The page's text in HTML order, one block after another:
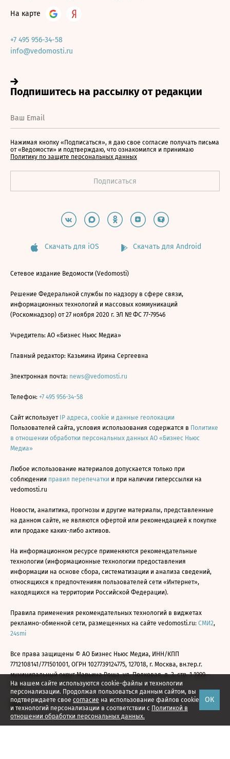
На нашем сайте используются cookie-файлы и технологии
персонализации. Продолжая пользоваться данным сайтом, вы
подтверждаете свое согласие на использование файлов cookie
и технологий персонализации в соответствии с Политикой в
отношении обработки персональных данных.
ОК
На карте
+7 495 956-34-58
info@vedomosti.ru
Нажимая кнопку «Подписаться», я даю свое согласие получать письма
от «Ведомости» и подтверждаю, что ознакомился и принимаю
Политику по защите персональных данных
Скачать для iOS Скачать для Android
Сетевое издание Ведомости (Vedomosti)
Решение Федеральной службы по надзору в сфере связи,
информационных технологий и массовых коммуникаций
(Роскомнадзор) от 27 ноября 2020 г. ЭЛ № ФС 77-79546
Учредитель: АО «Бизнес Ньюс Медиа»
Главный редактор: Казьмина Ирина Сергеевна
Электронная почта: news@vedomosti.ru
Телефон: +7 495 956-34-58
Сайт использует IP адреса, cookie и данные геолокации
Пользователей сайта, условия использования содержатся в Политике
в отношении обработки персональных данных АО «Бизнес Ньюс
Медиа»
Любое использование материалов допускается только при
соблюдении правил перепечатки и при наличии гиперссылки на
vedomosti.ru
Новости, аналитика, прогнозы и другие материалы, представленные
на данном сайте, не являются офертой или рекомендацией к покупке
или продаже каких-либо активов.
На информационном ресурсе применяются рекомендательные
технологии (информационные технологии предоставления
информации на основе сбора, систематизации и анализа сведений,
относящихся к предпочтениям пользователей сети «Интернет»,
находящихся на территории Российской Федерации).
Правила применения рекомендательных технологий в виджетах
рекламно-обменной сети, размещенных на сайте vedomosti.ru: СМИ2,
24smi
Все права защищены © АО Бизнес Ньюс Медиа, ИНН/КПП
7712108141/771501001, ОГРН 1027739124775, 127018, г. Москва, вн.тер.г.
муниципальный округ Марьина Роща, ул. Полковая, д. 3, стр. 1 1999—
2026